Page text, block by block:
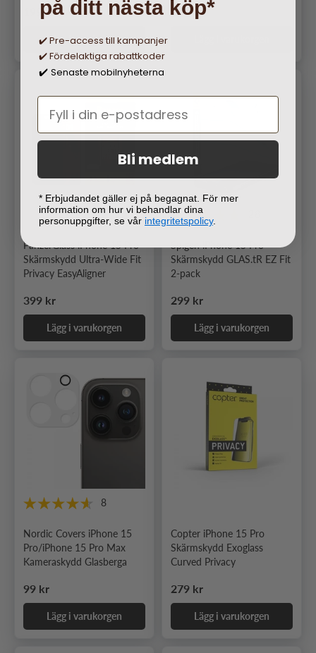
Ordinarie pris
199 kr
Lägg i varukorgen
Ordinarie pris
299 kr
PanzerGlass iPhone 15 Pro
Skärmskydd Ultra-Wide Fit
Privacy EasyAligner
Ordinarie pris
399 kr
Lägg i varukorgen
Spigen iPhone 15 Pro
Skärmskydd GLAS.tR EZ Fit
2-pack
Ordinarie pris
299 kr
Lägg i varukorgen
8
Nordic Covers iPhone 15
Pro/iPhone 15 Pro Max
Kameraskydd Glasberga
Ordinarie pris
99 kr
Lägg i varukorgen
Copter iPhone 15 Pro
Skärmskydd Exoglass
Curved Privacy
Ordinarie pris
279 kr
Lägg i varukorgen
på ditt nästa köp*
✔️ Pre-access till kampanjer
✔️ Fördelaktiga rabattkoder
✔️ Senaste mobilnyheterna
Bli medlem
* Erbjudandet gäller ej på begagnat. För mer
information om hur vi behandlar dina
personuppgifter, se vår integritetspolicy.